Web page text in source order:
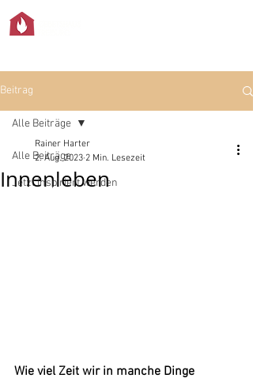
Beitrag
Alle Beiträge
Jetzt inspiriert werden
Alle Beiträge
Innenleben
Rainer Harter
2. Aug. 2023 2 Min. Lesezeit
Wie viel Zeit wir in manche Dinge